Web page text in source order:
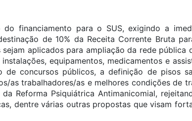
financiamento para o SUS, exigindo a
de 10% da Receita Corrente Bruta
sejam aplicados para ampliação da rede
equipamentos, medicamentos e
de concursos públicos, a definição de pisos
as trabalhadores/as e melhores condições de
Reforma Psiquiátrica Antimanicomial,
dentre várias outras propostas que visam